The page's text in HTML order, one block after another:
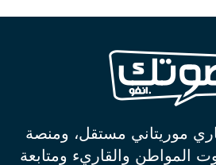
موريتاني مستقل، ومنصة
المواطن والقاريء ومتابعة